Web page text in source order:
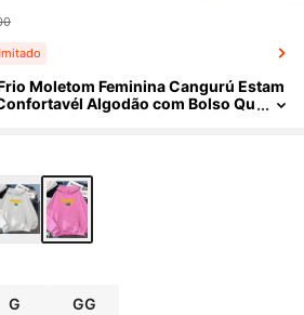
Moletom Feminina Cangurú Estam
Algodão com Bolso Qu
G GG